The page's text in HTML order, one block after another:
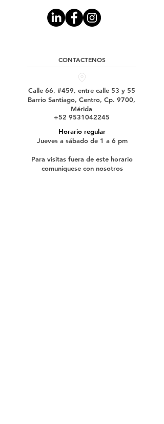
CONTACTENOS
Calle 66, #459, entre calle 53 y 55
Barrio Santiago, Centro, Cp. 9700,
Mérida
+52 9531042245
Horario regular
Jueves a sábado de 1 a 6 pm
Para visitas fuera de este horario
comuniquese con nosotros